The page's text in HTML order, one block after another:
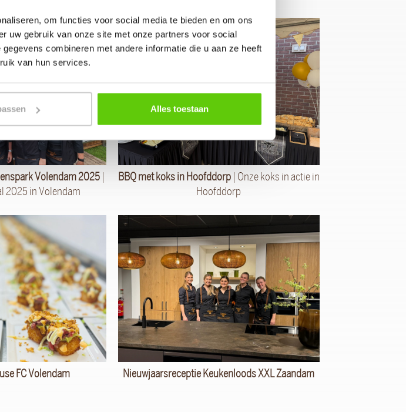
om functies voor social media te bieden en om ons
uw gebruik van onze site met onze partners voor social
combineren met andere informatie die u aan ze heeft
van hun services.
Alles toestaan
Volendam 2025|
2025 in Volendam
BBQ met koks in Hoofddorp| Onze koks in actie in
Hoofddorp
FC Volendam Nieuwjaarsreceptie Keukenloods XXL Zaandam